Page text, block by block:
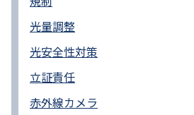
光量調整
光安全性対策
立証責任
赤外線カメラ